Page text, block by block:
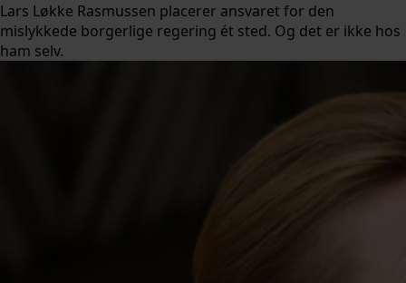
Lars Løkke Rasmussen placerer ansvaret for den
mislykkede borgerlige regering ét sted. Og det er ikke hos
ham selv.